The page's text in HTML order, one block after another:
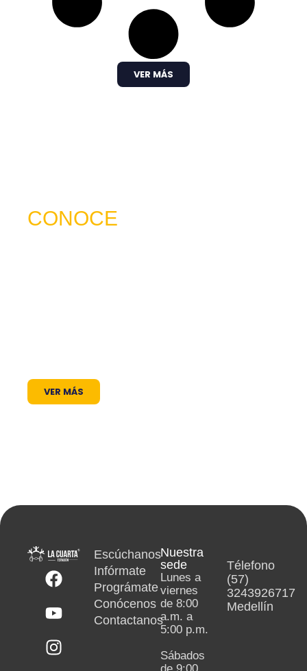
VER MÁS
CONOCE
VER MÁS
Escúchanos
Infórmate
Prográmate
Conócenos
Contactanos
Nuestra
sede
Lunes a
viernes
de 8:00
a.m. a
5:00 p.m.
Sábados
Télefono
(57)
3243926717
Medellín